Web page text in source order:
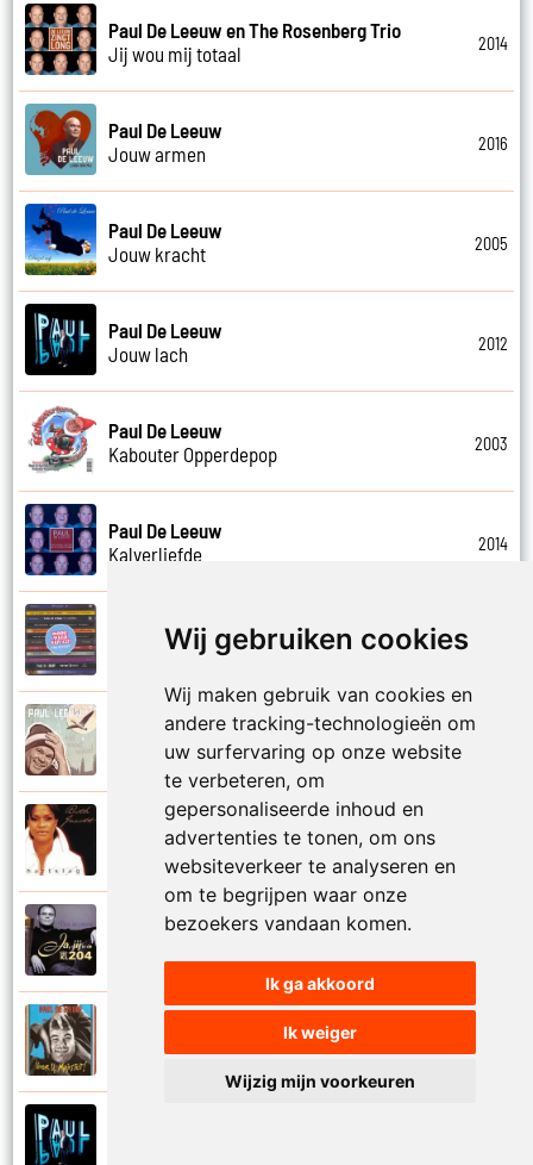
Wij gebruiken cookies
Wij maken gebruik van cookies en
andere tracking-technologieën om
uw surfervaring op onze website
te verbeteren, om
gepersonaliseerde inhoud en
advertenties te tonen, om ons
websiteverkeer te analyseren en
om te begrijpen waar onze
bezoekers vandaan komen.
Ik ga akkoord
Ik weiger
Wijzig mijn voorkeuren
Paul De Leeuw en The Rosenberg Trio
Jij wou mij totaal
2014
Paul De Leeuw
Jouw armen
2016
Paul De Leeuw
Jouw kracht
2005
Paul De Leeuw
Jouw lach
2012
Paul De Leeuw
Kabouter Opperdepop
2003
Paul De Leeuw
Kalverliefde
2014
Paul De Leeuw en Adje
Paul De Leeuw
Kerstmis
Ruth Jacott en Paul De Leeuw
Kijk niet uit
Paul De Leeuw
Knuffellied